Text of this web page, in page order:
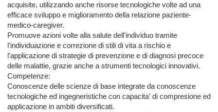
acquisite, utilizzando anche risorse tecnologiche volte ad una
efficace sviluppo e miglioramento della relazione paziente-
medico-caregiver.
Promuove azioni volte alla salute dell'individuo tramite
l'individuazione e correzione di stili di vita a rischio e
l'applicazione di strategie di prevenzione e di diagnosi precoce
delle malattie, grazie anche a strumenti tecnologici innovativi.
Competenze:
Conoscenze delle scienze di base integrate da conoscenze
tecnologiche ed ingegneristiche con capacita' di compresione ed
applicazione in ambiti diversificati.